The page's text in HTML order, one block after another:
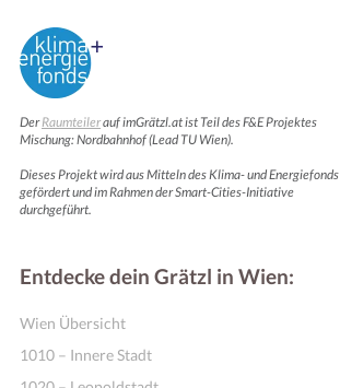
DerRaumteilerauf imGrätzl.at ist Teil des F&E Projektes
Mischung: Nordbahnhof (Lead TU Wien).
Dieses Projekt wird aus Mitteln des Klima- und Energiefonds
gefördert und im Rahmen der Smart-Cities-Initiative
durchgeführt.
Entdecke dein Grätzl in Wien:
Wien Übersicht
1010 – Innere Stadt